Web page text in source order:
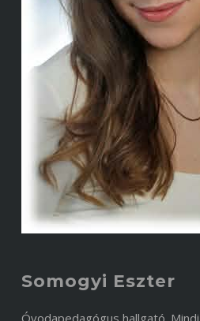
Somogyi Eszter